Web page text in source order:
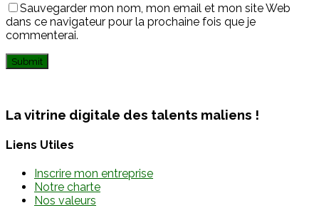
Sauvegarder mon nom, mon email et mon site Web
dans ce navigateur pour la prochaine fois que je
commenterai.
La vitrine digitale des talents maliens !
Liens Utiles
Inscrire mon entreprise
Notre charte
Nos valeurs